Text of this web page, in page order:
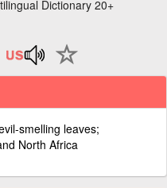
Dictionary 20+
smelling leaves;
North Africa